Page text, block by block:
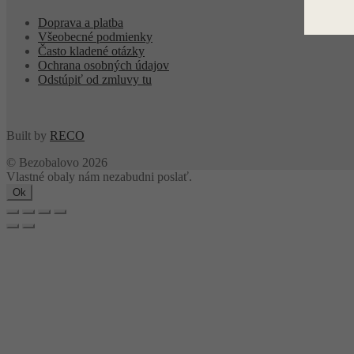
Doprava a platba
Všeobecné podmienky
Často kladené otázky
Ochrana osobných údajov
Odstúpiť od zmluvy tu
Built by RECO
© Bezobalovo 2026
Vlastné obaly nám nezabudni poslať.
Ok